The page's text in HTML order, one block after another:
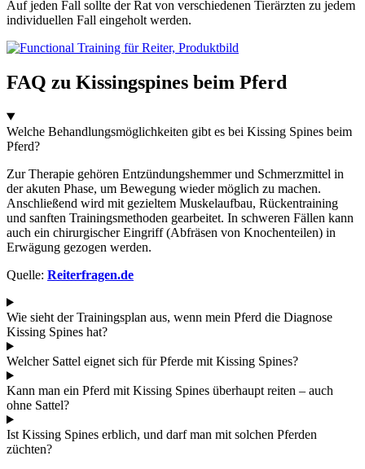
Auf jeden Fall sollte der Rat von verschiedenen Tierärzten zu jedem
individuellen Fall eingeholt werden.
FAQ zu Kissingspines beim Pferd
Welche Behandlungsmöglichkeiten gibt es bei Kissing Spines beim
Pferd?
Zur Therapie gehören Entzündungshemmer und Schmerzmittel in
der akuten Phase, um Bewegung wieder möglich zu machen.
Anschließend wird mit gezieltem Muskelaufbau, Rückentraining
und sanften Trainingsmethoden gearbeitet. In schweren Fällen kann
auch ein chirurgischer Eingriff (Abfräsen von Knochenteilen) in
Erwägung gezogen werden.
Quelle: Reiterfragen.de
Wie sieht der Trainingsplan aus, wenn mein Pferd die Diagnose
Kissing Spines hat?
Welcher Sattel eignet sich für Pferde mit Kissing Spines?
Kann man ein Pferd mit Kissing Spines überhaupt reiten – auch
ohne Sattel?
Ist Kissing Spines erblich, und darf man mit solchen Pferden
züchten?